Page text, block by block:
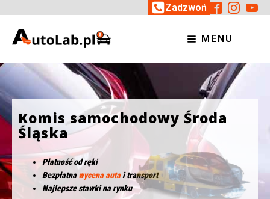
Zadzwoń
MENU
Komis samochodowy Środa
Śląska
Płatność od ręki
Bezpłatnawycena autai transport
Najlepsze stawki na rynku